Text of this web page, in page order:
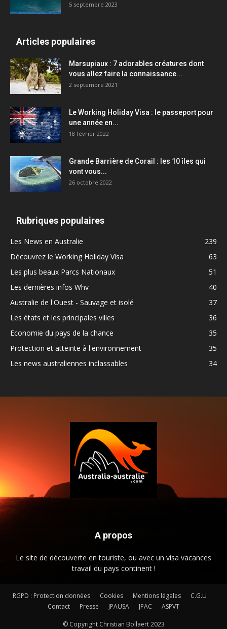
5 septembre 2023
Articles populaires
Marsupiaux : 7 adorables créatures dont
vous allez faire la connaissance...
2 septembre 2021
Le Working Holiday Visa : le passeport pour
une année en...
18 février 2022
Grande Barrière de Corail : les 10 îles qui
vont vous...
26 octobre 2022
Rubriques populaires
Les News en Australie
239
Découvrez le Working Holiday Visa
63
Les plus beaux Parcs Nationaux
51
Les dernières infos Whv
40
Australie de l'Ouest - Sauvage et isolé
37
Les états et les principales villes
36
Economie du pays de la chance
35
Protection et atteinte à l'environnement
35
Les news australiennes inclassables
34
A propos
Le site de découverte en touriste, ou avec un visa vacances
travail du pays continent !
RGPD : Protection données Cookies Mentions légales
C.G.U
Contact
Presse JPAUSA JPAC ASPVT
© Copyright Christian Bollaert 2023